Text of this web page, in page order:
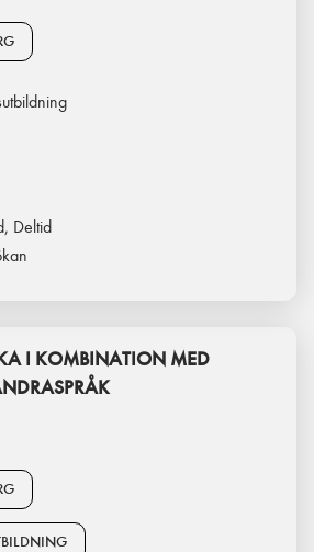
Deltid
I KOMBINATION MED